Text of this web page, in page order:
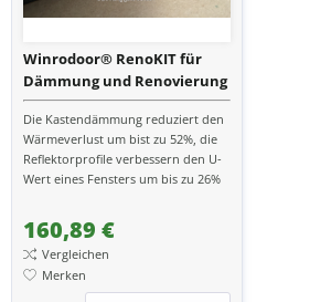
Winrodoor® RenoKIT für
Dämmung und Renovierung
alter Rollladenkästen
Die Kastendämmung reduziert den
Wärmeverlust um bist zu 52%, die
Reflektorprofile verbessern den U-
Wert eines Fensters um bis zu 26%
160,89 €
Vergleichen
Merken